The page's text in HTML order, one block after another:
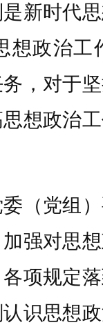
新时代
想政治工
，对于
想政治
（党组
强对思
项规定
识思想